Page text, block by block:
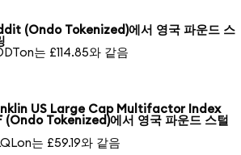
(Ondo Tokenized)에서 영국 파운드 스
는 £114.85와 같음
US Large Cap Multifactor Index
(Ondo Tokenized)에서 영국 파운드 스털
는 £59.19와 같음